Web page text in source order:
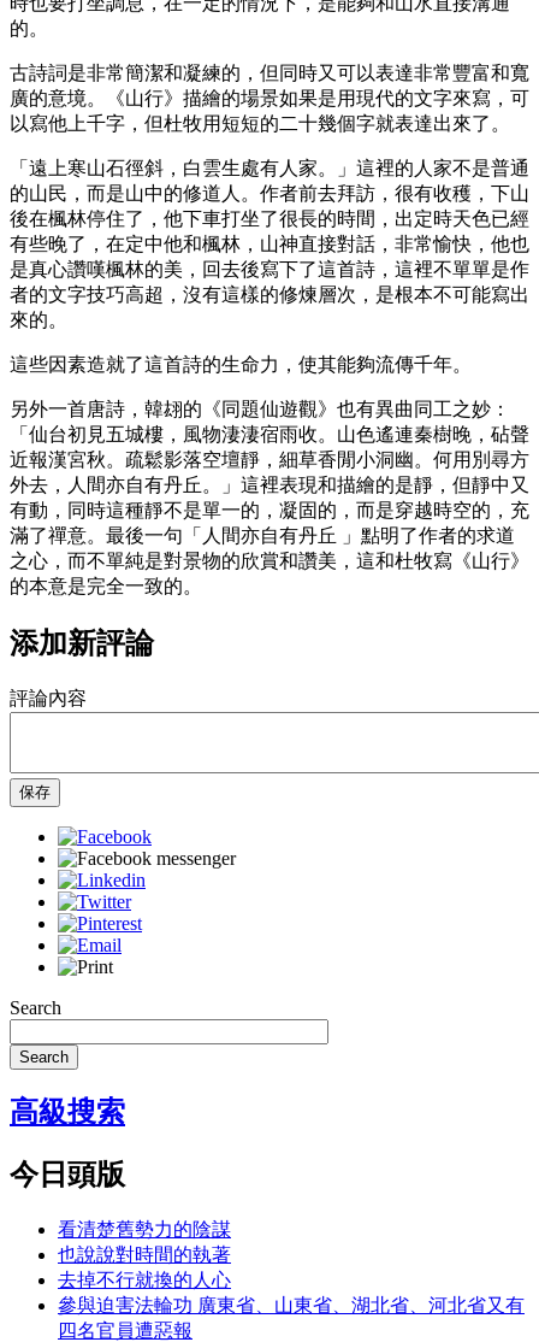
的。
古詩詞是非常簡潔和凝練的，但同時又可以表達非常豐富和寬
廣的意境。《山行》描繪的場景如果是用現代的文字來寫，可
以寫他上千字，但杜牧用短短的二十幾個字就表達出來了。
「遠上寒山石徑斜，白雲生處有人家。」這裡的人家不是普通
的山民，而是山中的修道人。作者前去拜訪，很有收穫，下山
後在楓林停住了，他下車打坐了很長的時間，出定時天色已經
有些晚了，在定中他和楓林，山神直接對話，非常愉快，他也
是真心讚嘆楓林的美，回去後寫下了這首詩，這裡不單單是作
者的文字技巧高超，沒有這樣的修煉層次，是根本不可能寫出
來的。
這些因素造就了這首詩的生命力，使其能夠流傳千年。
另外一首唐詩，韓翃的《同題仙遊觀》也有異曲同工之妙：
「仙台初見五城樓，風物淒淒宿雨收。山色遙連秦樹晚，砧聲
近報漢宮秋。疏鬆影落空壇靜，細草香閒小洞幽。何用別尋方
外去，人間亦自有丹丘。」這裡表現和描繪的是靜，但靜中又
有動，同時這種靜不是單一的，凝固的，而是穿越時空的，充
滿了禪意。最後一句「人間亦自有丹丘 」點明了作者的求道
之心，而不單純是對景物的欣賞和讚美，這和杜牧寫《山行》
的本意是完全一致的。
添加新評論
評論內容
保存
Search
Search
高級搜索
今日頭版
看清楚舊勢力的陰謀
也說說對時間的執著
去掉不行就換的人心
參與迫害法輪功 廣東省、山東省、湖北省、河北省又有
四名官員遭惡報